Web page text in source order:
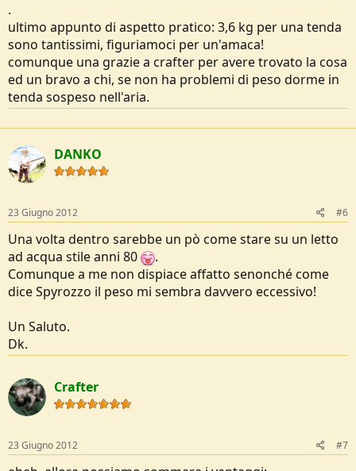
.
ultimo appunto di aspetto pratico: 3,6 kg per una tenda
sono tantissimi, figuriamoci per un'amaca!
comunque una grazie a crafter per avere trovato la cosa
ed un bravo a chi, se non ha problemi di peso dorme in
tenda sospeso nell'aria.
DANKO
23 Giugno 2012 #6
Una volta dentro sarebbe un pò come stare su un letto
ad acqua stile anni 80
.
Comunque a me non dispiace affatto senonché come
dice Spyrozzo il peso mi sembra davvero eccessivo!
Un Saluto.
Dk.
Crafter
23 Giugno 2012 #7